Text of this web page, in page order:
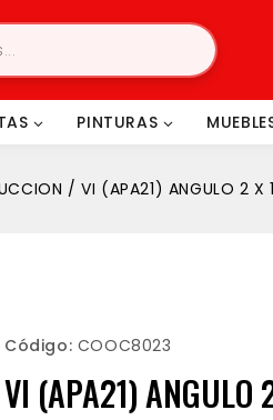
PINTURAS
/ VI (APA21) ANGULO 2 X
Código: COOC8023
VI (APA21) ANGULO